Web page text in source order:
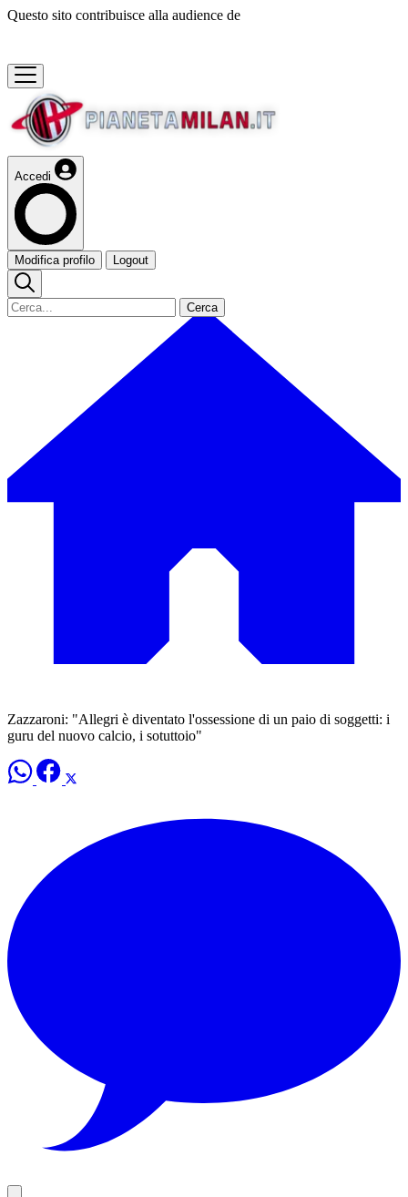
Questo sito contribuisce alla audience de
Accedi
Modifica profilo Logout
Cerca
Zazzaroni: "Allegri è diventato l'ossessione di un paio di soggetti: i
guru del nuovo calcio, i sotuttoio"